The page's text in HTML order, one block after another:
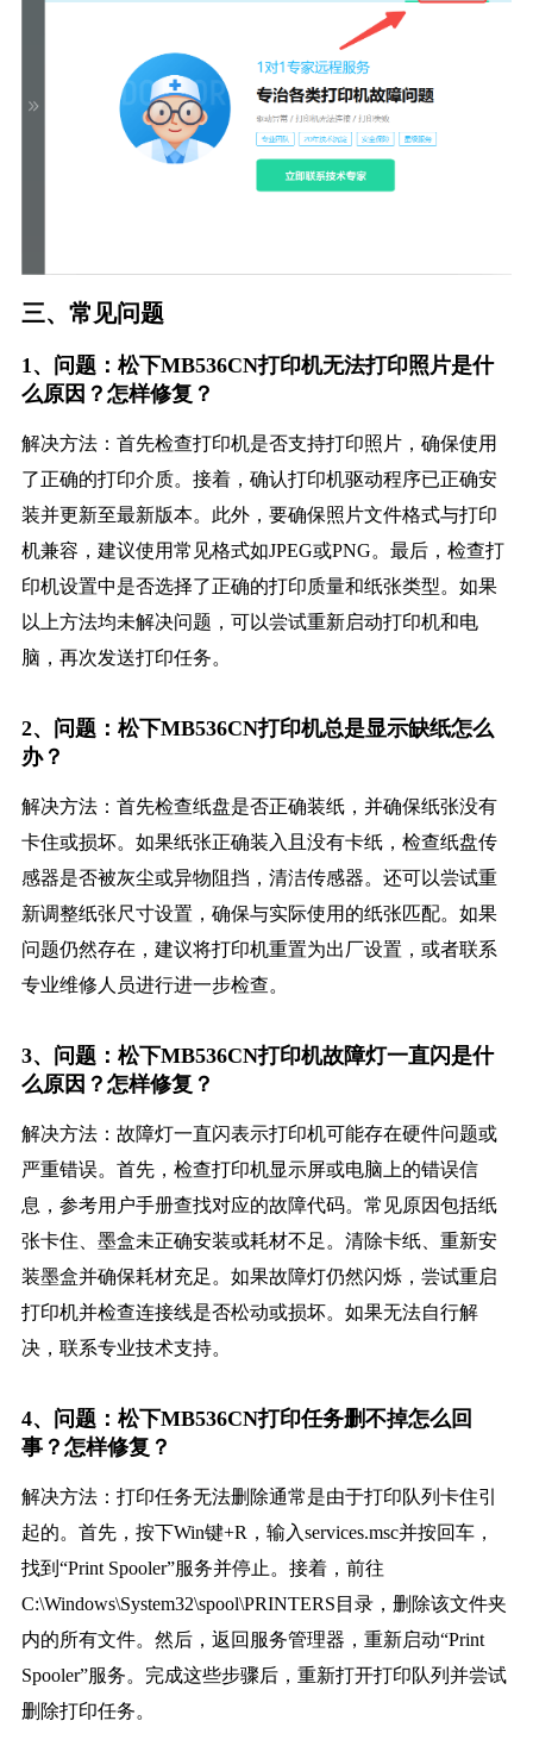
三、常见问题
1、问题：松下MB536CN打印机无法打印照片是什
么原因？怎样修复？
解决方法：首先检查打印机是否支持打印照片，确保使用
了正确的打印介质。接着，确认打印机驱动程序已正确安
装并更新至最新版本。此外，要确保照片文件格式与打印
机兼容，建议使用常见格式如JPEG或PNG。最后，检查打
印机设置中是否选择了正确的打印质量和纸张类型。如果
以上方法均未解决问题，可以尝试重新启动打印机和电
脑，再次发送打印任务。
2、问题：松下MB536CN打印机总是显示缺纸怎么
办？
解决方法：首先检查纸盘是否正确装纸，并确保纸张没有
卡住或损坏。如果纸张正确装入且没有卡纸，检查纸盘传
感器是否被灰尘或异物阻挡，清洁传感器。还可以尝试重
新调整纸张尺寸设置，确保与实际使用的纸张匹配。如果
问题仍然存在，建议将打印机重置为出厂设置，或者联系
专业维修人员进行进一步检查。
3、问题：松下MB536CN打印机故障灯一直闪是什
么原因？怎样修复？
解决方法：故障灯一直闪表示打印机可能存在硬件问题或
严重错误。首先，检查打印机显示屏或电脑上的错误信
息，参考用户手册查找对应的故障代码。常见原因包括纸
张卡住、墨盒未正确安装或耗材不足。清除卡纸、重新安
装墨盒并确保耗材充足。如果故障灯仍然闪烁，尝试重启
打印机并检查连接线是否松动或损坏。如果无法自行解
决，联系专业技术支持。
4、问题：松下MB536CN打印任务删不掉怎么回
事？怎样修复？
解决方法：打印任务无法删除通常是由于打印队列卡住引
起的。首先，按下Win键+R，输入services.msc并按回车，
找到“Print Spooler”服务并停止。接着，前往
C:\Windows\System32\spool\PRINTERS目录，删除该文件夹
内的所有文件。然后，返回服务管理器，重新启动“Print
Spooler”服务。完成这些步骤后，重新打开打印队列并尝试
删除打印任务。